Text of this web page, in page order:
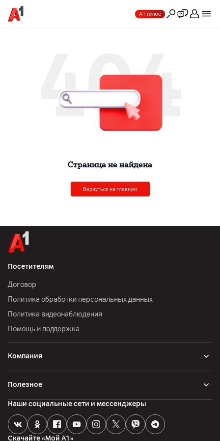
А1 плюс
404
Cтраница не найдена
Вернуться на главную
Посетителям
Договор
Политика обработки персональных данных
Политика видеонаблюдения
Помощь и поддержка
Компания
Полезное
Скачайте «Мой А1»
Наши социальные сети и мессенджеры